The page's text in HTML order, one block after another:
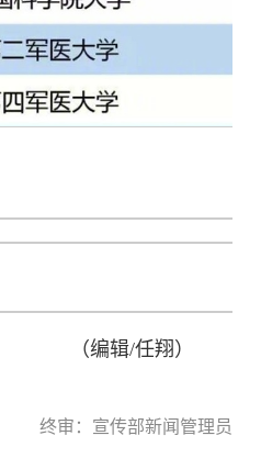
任翔）
终审：宣传部新闻管理员